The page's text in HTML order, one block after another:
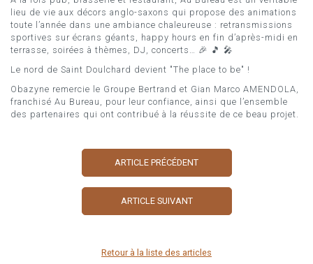
lieu de vie aux décors anglo-saxons qui propose des animations
toute l’année dans une ambiance chaleureuse : retransmissions
sportives sur écrans géants, happy hours en fin d’après-midi en
terrasse, soirées à thèmes, DJ, concerts… 🎉 🎵 🎤
Le nord de Saint Doulchard devient "The place to be" !
Obazyne remercie le Groupe Bertrand et Gian Marco AMENDOLA,
franchisé Au Bureau, pour leur confiance, ainsi que l’ensemble
des partenaires qui ont contribué à la réussite de ce beau projet.
ARTICLE PRÉCÉDENT
ARTICLE SUIVANT
Retour à la liste des articles